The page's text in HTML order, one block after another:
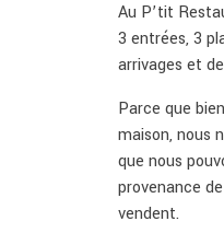
Au P’tit
3 entrées, 3
arrivages et
Parce que
maison, nous
que nous
provenance
vendent.